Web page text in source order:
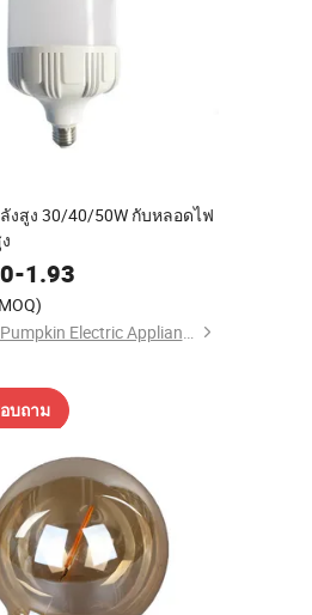
งสูง 30/40/50W กับหลอดไฟ
-1.93
Hangzhou Pumpkin Electric Appliance Co., Ltd.
บถาม